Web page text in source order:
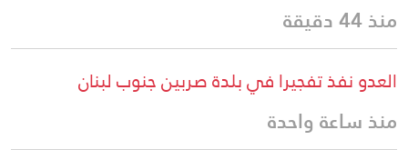
منذ 44 دقيقة
العدو نفذ تفجيرا في بلدة صربين جنوب لبنان
منذ ساعة واحدة